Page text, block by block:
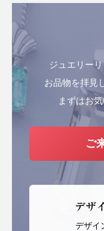
ジュエリー
お品物を拝見
まずはお
ご
デザ
デザイ